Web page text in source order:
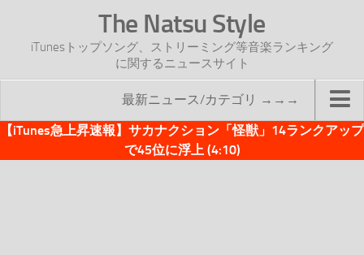
The Natsu Style
iTunesトップソング、ストリーミング等音楽ランキング
に関するニュースサイト
最新ニュース/カテゴリ →→→
TOP
【iTunes急上昇速報】サカナクション「怪獣」14ランクアップ
で45位に浮上 (4:10)